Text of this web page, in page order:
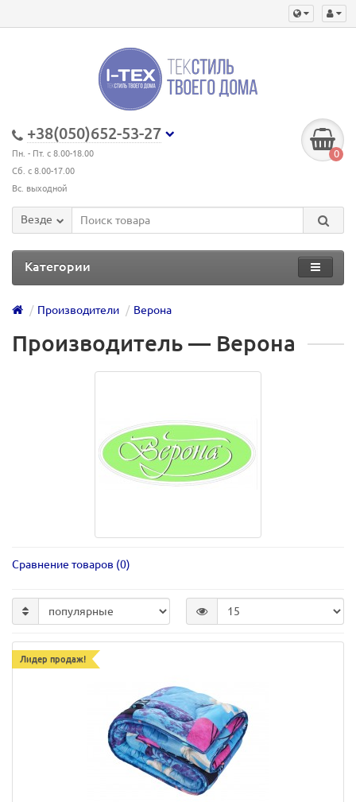
+38(050)652-53-27
Пн. - Пт. с 8.00-18.00
Сб. с 8.00-17.00
Вс. выходной
0
Везде
Категории
Производители Верона
Производитель ― Верона
Сравнение товаров (0)
Лидер продаж!